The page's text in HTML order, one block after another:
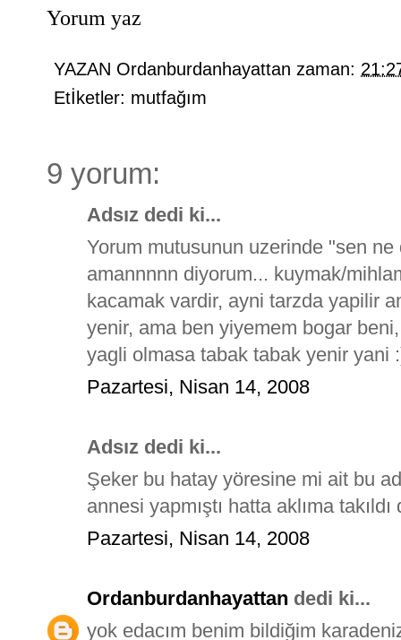
Yorum yaz
YAZAN Ordanburdanhayattan zaman:
Etİketler: mutfağım
9 yorum:
Adsız dedi ki...
Yorum mutusunun uzerinde "sen
amannnnn diyorum... kuymak/
kacamak vardir, ayni tarzda yapilir
yenir, ama ben yiyemem bogar
yagli olmasa tabak tabak yenir yani
Pazartesi, Nisan 14, 2008
Adsız dedi ki...
Şeker bu hatay yöresine mi ait bu
annesi yapmıştı hatta aklıma
Pazartesi, Nisan 14, 2008
Ordanburdanhayattan dedi ki...
yok edacım benim bildiğim